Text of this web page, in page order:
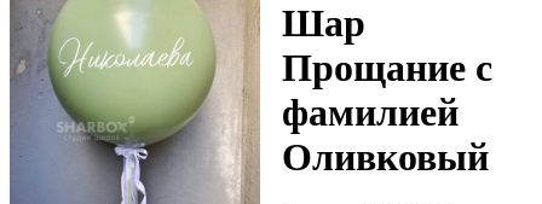
Шар
Прощание с
фамилией
Оливковый